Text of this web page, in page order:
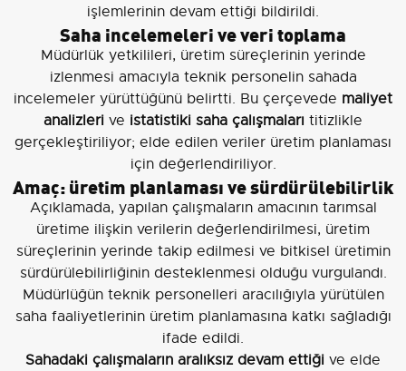
işlemlerinin devam ettiği bildirildi.
Saha incelemeleri ve veri toplama
Müdürlük yetkilileri, üretim süreçlerinin yerinde
izlenmesi amacıyla teknik personelin sahada
incelemeler yürüttüğünü belirtti. Bu çerçevede maliyet
analizleri ve istatistiki saha çalışmaları titizlikle
gerçekleştiriliyor; elde edilen veriler üretim planlaması
için değerlendiriliyor.
Amaç: üretim planlaması ve sürdürülebilirlik
Açıklamada, yapılan çalışmaların amacının tarımsal
üretime ilişkin verilerin değerlendirilmesi, üretim
süreçlerinin yerinde takip edilmesi ve bitkisel üretimin
sürdürülebilirliğinin desteklenmesi olduğu vurgulandı.
Müdürlüğün teknik personelleri aracılığıyla yürütülen
saha faaliyetlerinin üretim planlamasına katkı sağladığı
ifade edildi.
Sahadaki çalışmaların aralıksız devam ettiği ve elde